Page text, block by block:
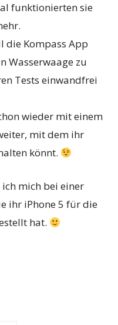
funktionierten sie
die Kompass App
Wasserwaage zu
Tests einwandfrei
wieder mit einem
mit dem ihr
könnt.
mich bei einer
ihr iPhone 5 für die
hat.